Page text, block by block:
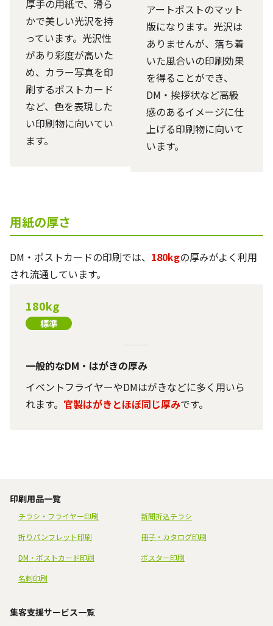
厚手の用紙で、滑ら
かで美しい光沢を持
っています。光沢性
があり彩度が高いた
め、カラー写真を印
刷するポストカード
など、色を表現した
い印刷物に向いてい
ます。
アートポストのマット
版になります。光沢は
ありませんが、落ち着
いた風合いの印刷効果
を得ることができ、
DM・挨拶状など高級
感のあるイメージに仕
上げる印刷物に向いて
います。
用紙の厚さ
DM・ポストカードの印刷では、 180kgの厚みがよく利用
され流通しています。
180kg
標準
一般的なDM・はがきの厚み
イベントフライヤーやDMはがきなどに多く用いら
れます。 官製はがきとほぼ同じ厚みです。
印刷用品一覧
チラシ・フライヤー印刷
新聞折込チラシ
折りパンフレット印刷
冊子・カタログ印刷
DM・ポストカード印刷
ポスター印刷
名刺印刷
集客支援サービス一覧